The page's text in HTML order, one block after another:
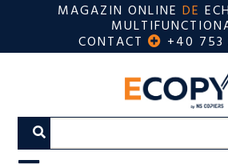
MAGAZIN ONLINE DE
CONTACT +40 753